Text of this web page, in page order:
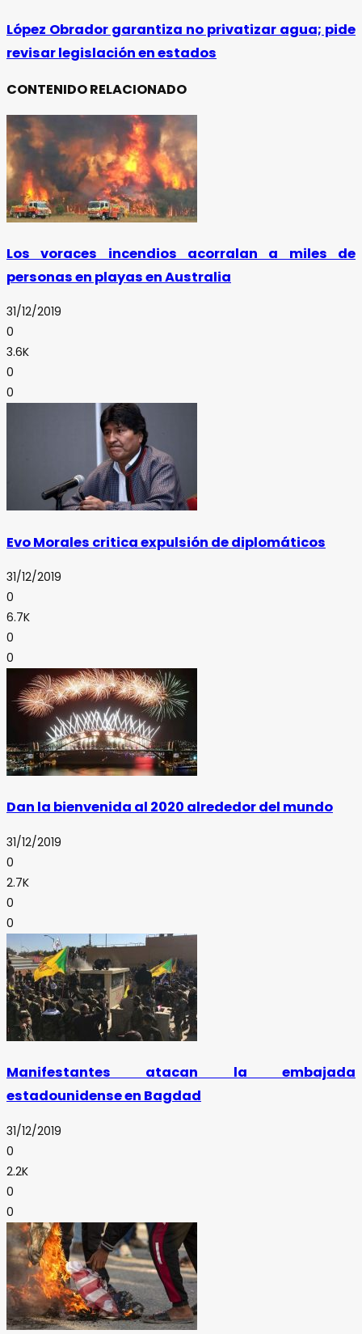
López Obrador garantiza no privatizar agua; pide
revisar legislación en estados
CONTENIDO RELACIONADO
Los voraces incendios acorralan a miles de
personas en playas en Australia
31/12/2019
0
3.6K
0
0
Evo Morales critica expulsión de diplomáticos
31/12/2019
0
6.7K
0
0
Dan la bienvenida al 2020 alrededor del mundo
31/12/2019
0
2.7K
0
0
Manifestantes atacan la embajada
estadounidense en Bagdad
31/12/2019
0
2.2K
0
0